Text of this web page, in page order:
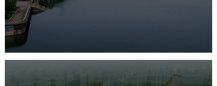
旅游休闲